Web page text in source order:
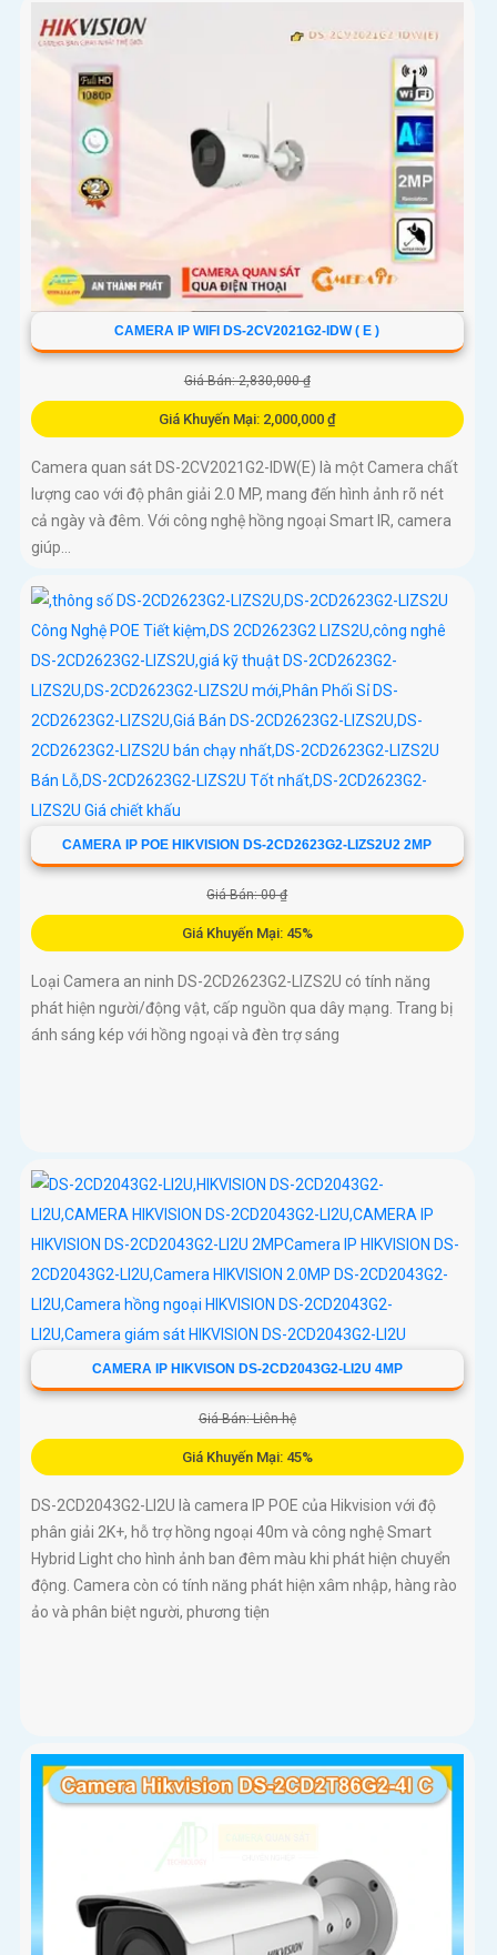
CAMERA IP WIFI DS-2CV2021G2-IDW ( E )
Giá Bán: 2,830,000 ₫
Giá Khuyến Mại: 2,000,000 ₫
Camera quan sát DS-2CV2021G2-IDW(E) là một Camera chất
lượng cao với độ phân giải 2.0 MP, mang đến hình ảnh rõ nét
cả ngày và đêm. Với công nghệ hồng ngoại Smart IR, camera
giúp...
CAMERA IP POE HIKVISION DS-2CD2623G2-LIZS2U2 2MP
Giá Bán: 00 ₫
Giá Khuyến Mại: 45%
Loại Camera an ninh DS-2CD2623G2-LIZS2U có tính năng
phát hiện người/động vật, cấp nguồn qua dây mạng. Trang bị
ánh sáng kép với hồng ngoại và đèn trợ sáng
CAMERA IP HIKVISON DS-2CD2043G2-LI2U 4MP
Giá Bán: Liên hệ
Giá Khuyến Mại: 45%
DS-2CD2043G2-LI2U là camera IP POE của Hikvision với độ
phân giải 2K+, hỗ trợ hồng ngoại 40m và công nghệ Smart
Hybrid Light cho hình ảnh ban đêm màu khi phát hiện chuyển
động. Camera còn có tính năng phát hiện xâm nhập, hàng rào
ảo và phân biệt người, phương tiện